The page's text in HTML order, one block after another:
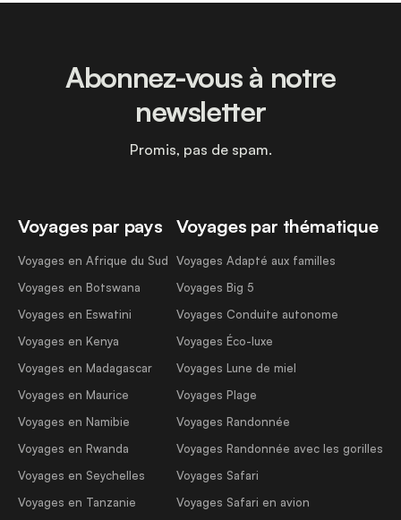
Voyages par pays
Voyages en Afrique du Sud
Voyages en Botswana
Voyages en Eswatini
Voyages en Kenya
Voyages en Madagascar
Voyages en Maurice
Voyages en Namibie
Voyages en Rwanda
Voyages en Seychelles
Voyages en Tanzanie
Voyages par thématique
Voyages Adapté aux familles
Voyages Big 5
Voyages Conduite autonome
Voyages Éco-luxe
Voyages Lune de miel
Voyages Plage
Voyages Randonnée
Voyages Randonnée avec les gorilles
Voyages Safari
Voyages Safari en avion
Abonnez-vous à notre
newsletter
Promis, pas de spam.